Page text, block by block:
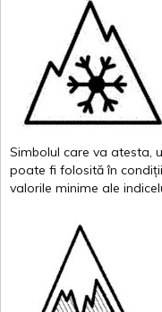
Simbolul care va atesta,
poate fi folosită în condiții
valorile minime ale